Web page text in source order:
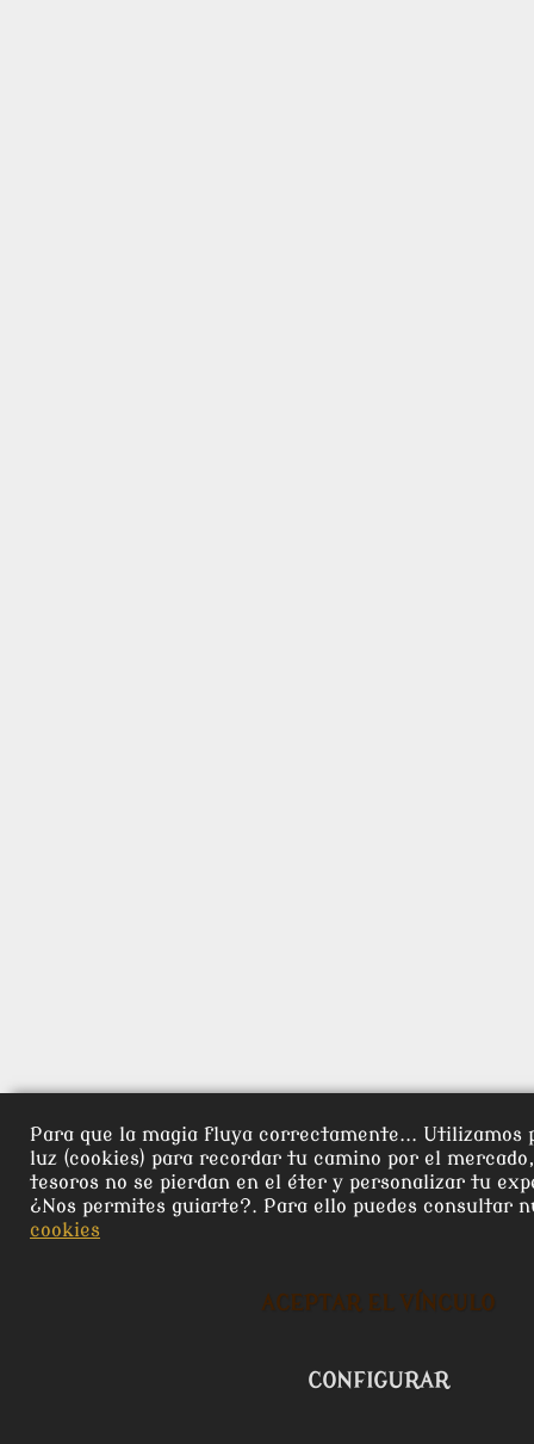
Para que la magia fluya correctamente... Utilizamos
luz (cookies) para recordar tu camino por el
tesoros no se pierdan en el éter y personalizar tu
¿Nos permites guiarte?. Para ello puedes consultar
cookies
ACEPTAR EL VÍNCULO
CONFIGURAR